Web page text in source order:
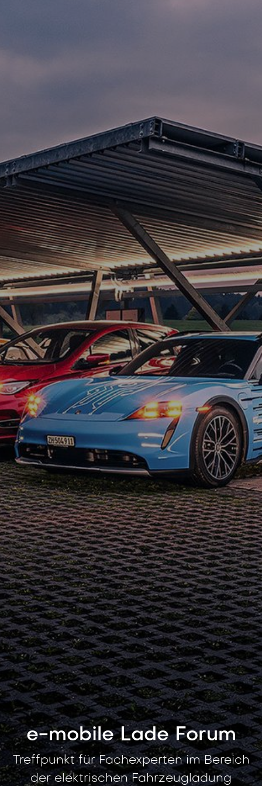
e-mobile Lade Forum
Treffpunkt für Fachexperten im Bereich
der elektrischen Fahrzeugladung